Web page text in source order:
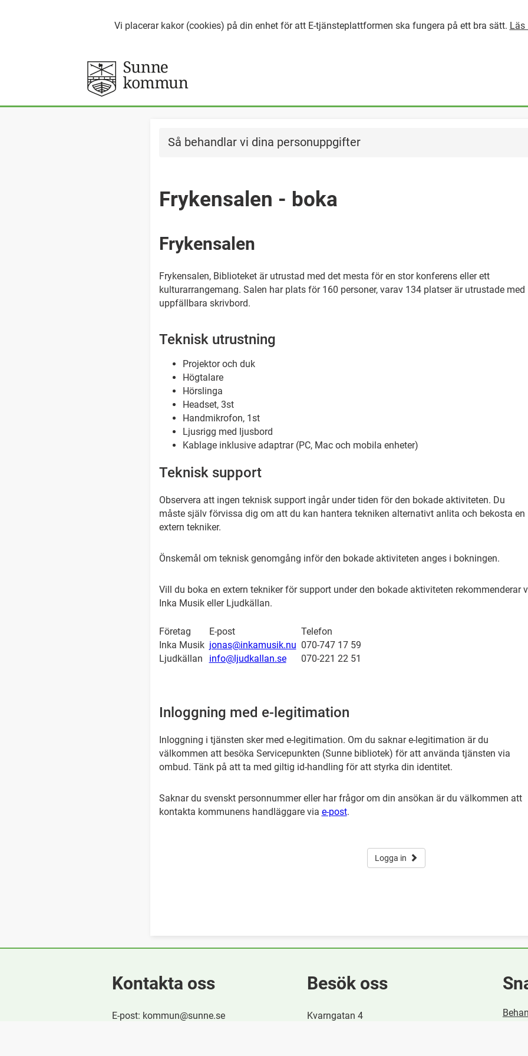
Vi placerar kakor (cookies) på din enhet för att E-tjänsteplattformen ska fungera på ett bra sätt. Läs
Så behandlar vi dina personuppgifter
Frykensalen - boka
Frykensalen
Frykensalen, Biblioteket är utrustad med det mesta för en stor konferens eller ett
kulturarrangemang. Salen har plats för 160 personer, varav 134 platser är utrustade med
uppfällbara skrivbord.
Teknisk utrustning
Projektor och duk
Högtalare
Hörslinga
Headset, 3st
Handmikrofon, 1st
Ljusrigg med ljusbord
Kablage inklusive adaptrar (PC, Mac och mobila enheter)
Teknisk support
Observera att ingen teknisk support ingår under tiden för den bokade aktiviteten. Du
måste själv förvissa dig om att du kan hantera tekniken alternativt anlita och bekosta en
extern tekniker.
Önskemål om teknisk genomgång inför den bokade aktiviteten anges i bokningen.
Vill du boka en extern tekniker för support under den bokade aktiviteten rekommenderar
Inka Musik eller Ljudkällan.
Företag E-post
Telefon
Inka Musik jonas@inkamusik.nu 070-747 17 59
Ljudkällan
info@ljudkallan.se 070-221 22 51
Inloggning med e-legitimation
Inloggning i tjänsten sker med e-legitimation. Om du saknar e-legitimation är du
välkommen att besöka Servicepunkten (Sunne bibliotek) för att använda tjänsten via
ombud. Tänk på att ta med giltig id-handling för att styrka din identitet.
Saknar du svenskt personnummer eller har frågor om din ansökan är du välkommen att
kontakta kommunens handläggare via e-post.
Logga in
Kontakta oss
E-post: kommun@sunne.se
Besök oss
Kvarngatan 4